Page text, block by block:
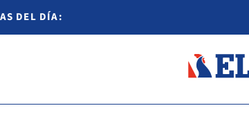
DEL DÍA: